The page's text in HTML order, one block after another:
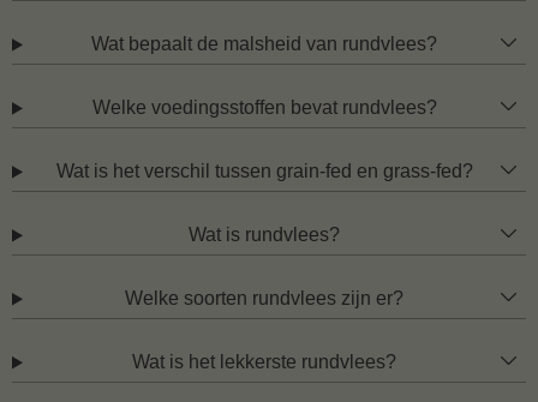
Wat bepaalt de malsheid van rundvlees?
Welke voedingsstoffen bevat rundvlees?
Wat is het verschil tussen grain-fed en grass-fed?
Wat is rundvlees?
Welke soorten rundvlees zijn er?
Wat is het lekkerste rundvlees?